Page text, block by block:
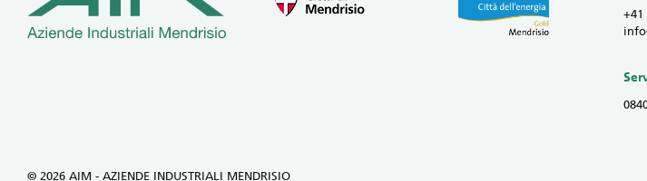
+41
© 2026 AIM - AZIENDE INDUSTRIALI MENDRISIO